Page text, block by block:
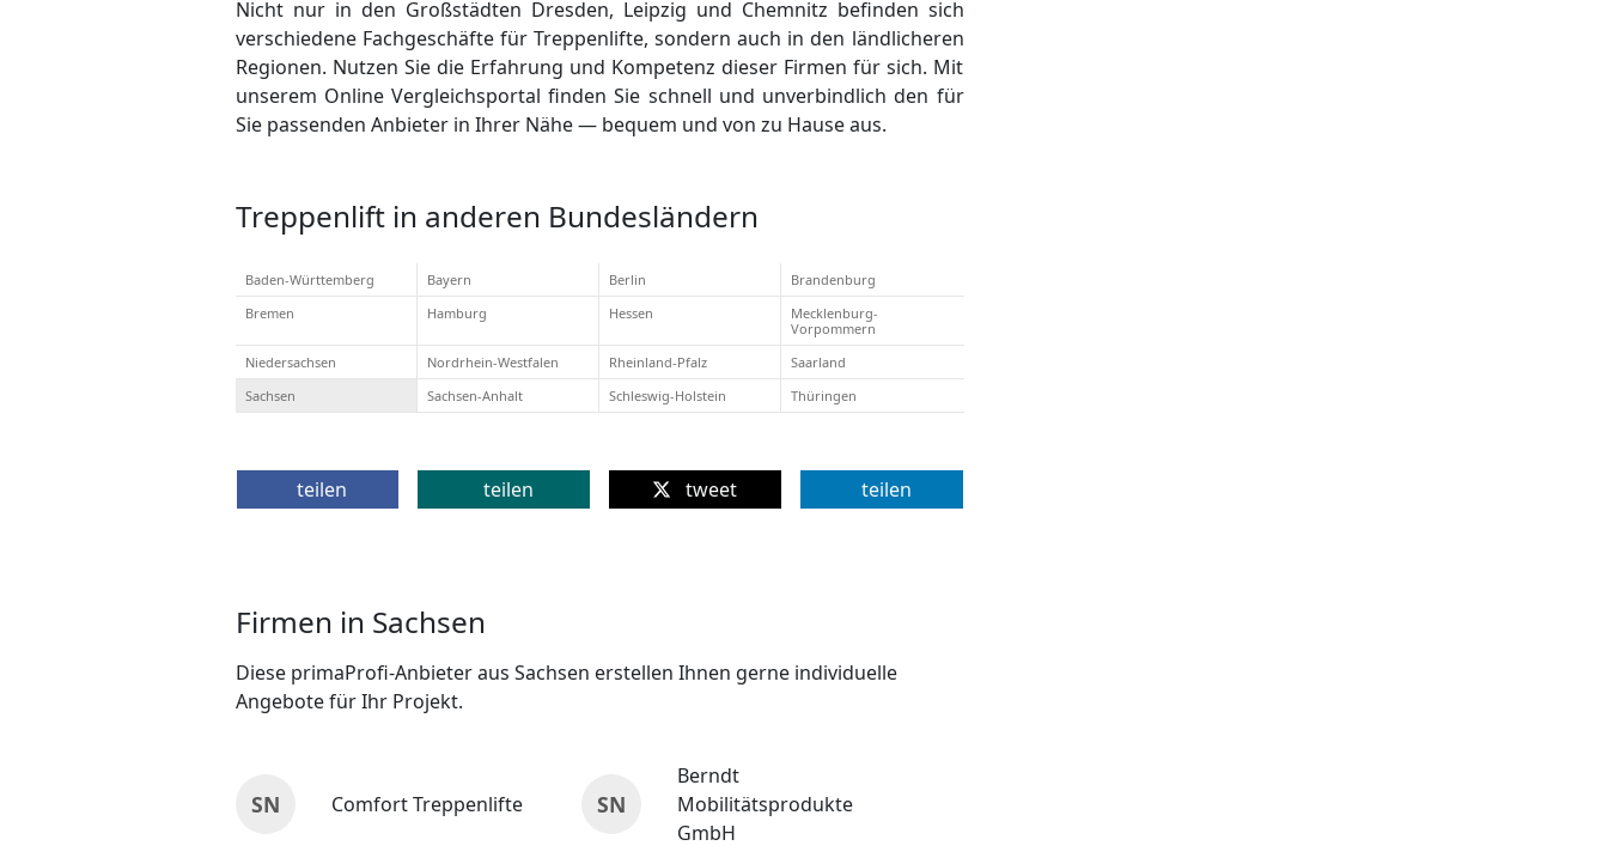
Nicht nur in den Großstädten Dresden, Leipzig und Chemnitz befinden sich
verschiedene Fachgeschäfte für Treppenlifte, sondern auch in den ländlicheren
Regionen. Nutzen Sie die Erfahrung und Kompetenz dieser Firmen für sich. Mit
unserem Online Vergleichsportal finden Sie schnell und unverbindlich den für
Sie passenden Anbieter in Ihrer Nähe — bequem und von zu Hause aus.
Treppenlift in anderen Bundesländern
Baden-Württemberg Bayern Berlin
Brandenburg
Bremen
Hamburg Hessen
Mecklenburg-
Vorpommern
Niedersachsen
Nordrhein-Westfalen Rheinland-Pfalz
Saarland
Sachsen
Sachsen-Anhalt Schleswig-Holstein Thüringen
teilen teilen tweet teilen
Firmen in Sachsen
Diese primaProfi-Anbieter aus Sachsen erstellen Ihnen gerne individuelle
Angebote für Ihr Projekt.
SN Comfort Treppenlifte SN
Berndt
Mobilitätsprodukte
GmbH